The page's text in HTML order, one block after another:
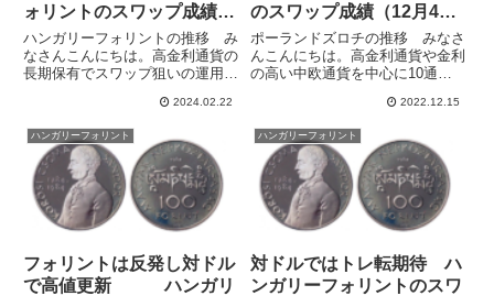
ォリントのスワップ成績
（2月11日週）
ハンガリーフォリントの推移 み
なさんこんにちは。高金利通貨の
長期保有でスワップ狙いの運用を
（correlation）に注目し通貨ペア
を組み合わせることによって、為
替変動の影響を抑えて安定的にス
ワップを積み上げるこ...
2024.02.22
のスワップ成績（12月4日
週）
ポーランドズロチの推移 みなさ
んこんにちは。高金利通貨や金利
の高い中欧通貨を中心に10通貨
ップポイント運用をしています。
中欧通貨はユーロ/チェココル
ナ、ユーロ/ポーランドズロチ、
米ドル/ハンガリーフォリントを
保...
2022.12.15
ハンガリーフォリント
フォリントは反発し対ドル
で高値更新 ハンガリ
ハンガリーフォリント
対ドルではトレ転期待 ハ
ンガリーフォリントのスワ